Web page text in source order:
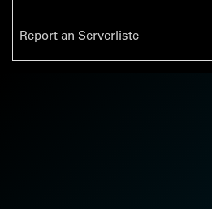
Report an Serverliste